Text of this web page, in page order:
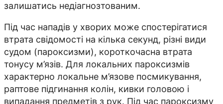
залишатись недіагнозтованим.
Під час нападів у хворих може спостерігатися
втрата свідомості на кілька секунд, різні види
судом (пароксизми), короткочасна втрата
тонусу м’язів. Для локальних пароксизмів
характерно локальне м’язове посмикування,
раптове підгинання колін, кивки головою і
випадання предметів з рук. Під час пароксизму